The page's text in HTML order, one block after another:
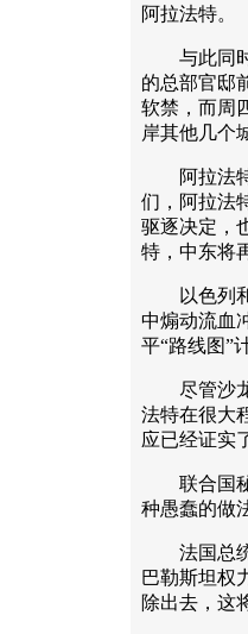
阿拉法特。
与此同时
的总部官邸
软禁，而周
岸其他几个
阿拉法特
们，阿拉法
驱逐决定，
特，中东将
以色列和
中煽动流血
平“路线图”
尽管沙龙
法特在很大
应已经证实
联合国秘
种愚蠢的做
法国总统
巴勒斯坦权
除出去，这